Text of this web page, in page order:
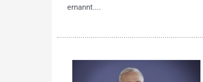
ernannt....